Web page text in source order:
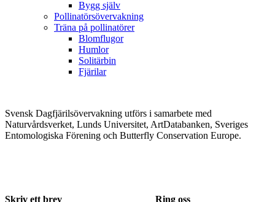
Bygg själv
Pollinatörsövervakning
Träna på pollinatörer
Blomflugor
Humlor
Solitärbin
Fjärilar
Svensk Dagfjärilsövervakning utförs i samarbete med
Naturvårdsverket, Lunds Universitet, ArtDatabanken, Sveriges
Entomologiska Förening och Butterfly Conservation Europe.
Skriv ett brev Ring oss